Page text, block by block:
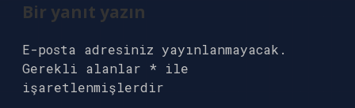
Bir yanıt yazın
E-posta adresiniz yayınlanmayacak.
Gerekli alanlar * ile
işaretlenmişlerdir